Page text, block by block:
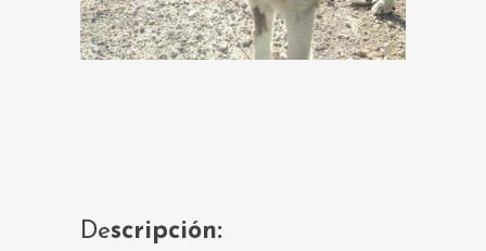
Descripción: